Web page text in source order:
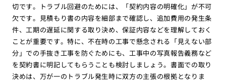
切です。トラブル回避のためには、「契約内容の明確化」が不可
欠です。見積もり書の内容を細部まで確認し、追加費用の発生条
件、工期の遅延に関する取り決め、保証内容などを理解しておく
ことが重要です。特に、不在時の工事で懸念される「見えない部
分」での手抜き工事を防ぐためにも、工事中の写真報告義務など
を契約書に明記してもらうことも検討しましょう。書面での取り
決めは、万が一のトラブル発生時に双方の主張の根拠となりま